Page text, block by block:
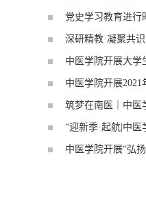
党史学习教育进行
深研精教·凝聚共
中医学院开展大学
中医学院开展
筑梦在南医｜中医
“迎新季·起航|中
中医学院开展“弘